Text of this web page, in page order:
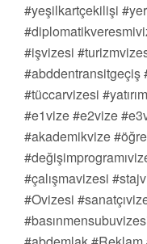
#yeşilkartçekilişi
#işvizesi
#abddentransitgeçiş
#tüccarvizesi
#e1vize #e2vize
#akademikvize
#çalışmavizesi
#Ovizesi